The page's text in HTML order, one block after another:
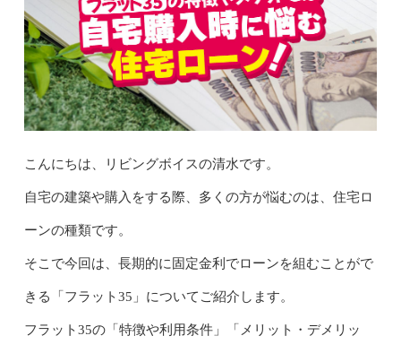
こんにちは、リビングボイスの清水です。
自宅の建築や購入をする際、多くの方が悩むのは、住宅ロ
ーンの種類です。
そこで今回は、長期的に固定金利でローンを組むことがで
きる「フラット35」についてご紹介します。
フラット35の「特徴や利用条件」「メリット・デメリッ